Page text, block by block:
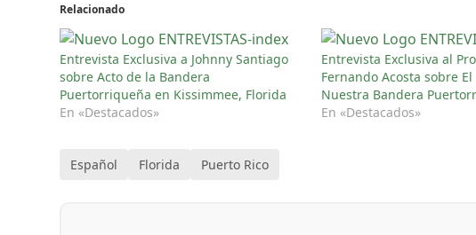
Relacionado
Entrevista Exclusiva a Johnny Santiago
sobre Acto de la Bandera
Puertorriqueña en Kissimmee, Florida
En «Destacados»
Entrevista Exclusiva al
Fernando Acosta sobre
Nuestra Bandera
En «Destacados»
Español Florida Puerto Rico